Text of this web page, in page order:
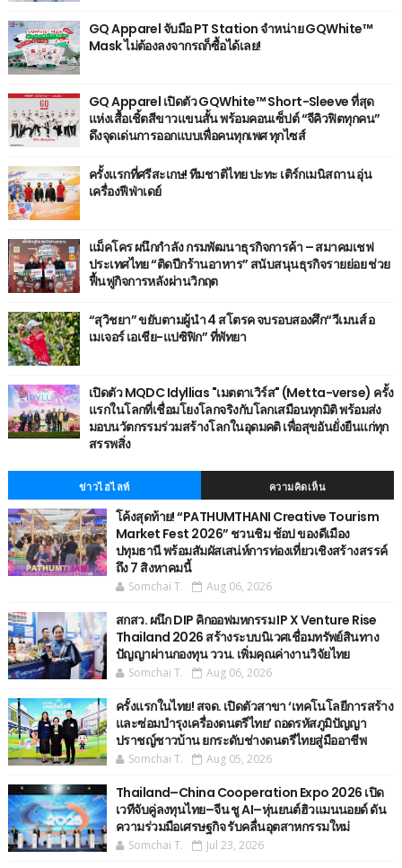
GQ Apparel จับมือ PT Station จำหน่าย GQWhite™
Mask ไม่ต้องลงจากรถก็ซื้อได้เลย!
GQ Apparel เปิดตัว GQWhite™ Short-Sleeve ที่สุด
แห่งเสื้อเชิ้ตสีขาวแขนสั้น พร้อมคอนเซ็ปต์ “จีคิวฟิตทุกคน”
ดึงจุดเด่นการออกแบบเพื่อคนทุกเพศ ทุกไซส์
ครั้งแรกที่ศรีสะเกษ! ทีมชาติไทย ปะทะ เติร์กเมนิสถาน อุ่น
เครื่องฟีฟ่าเดย์
แม็คโคร ผนึกกำลัง กรมพัฒนาธุรกิจการค้า – สมาคมเชฟ
ประเทศไทย “ติดปีกร้านอาหาร” สนับสนุนธุรกิจรายย่อย ช่วย
ฟื้นฟูกิจการหลังผ่านวิกฤต
“สุวิชยา” ขยับตามผู้นำ 4 สโตรค จบรอบสองศึก“วีเมนส์ อ
เมเจอร์ เอเชีย-แปซิฟิก” ที่พัทยา
เปิดตัว MQDC Idyllias "เมตตาเวิร์ส" (Metta-verse) ครั้ง
แรกในโลกที่เชื่อมโยงโลกจริงกับโลกเสมือนทุกมิติ พร้อมส่ง
มอบนวัตกรรมร่วมสร้างโลกในอุดมคติ เพื่อสุขอันยั่งยืนแก่ทุก
สรรพสิ่ง
ข่าวไฮไลท์ ความคิดเห็น
โค้งสุดท้าย! “PATHUMTHANI Creative Tourism
Market Fest 2026” ชวนชิม ช้อป ของดีเมือง
ปทุมธานี พร้อมสัมผัสเสน่ห์การท่องเที่ยวเชิงสร้างสรรค์
ถึง 7 สิงหาคมนี้
Somchai T. Aug 06, 2026
สกสว. ผนึก DIP คิกออฟมหกรรม IP X Venture Rise
Thailand 2026 สร้างระบบนิเวศเชื่อมทรัพย์สินทาง
ปัญญาผ่านกองทุน ววน. เพิ่มคุณค่างานวิจัยไทย
Somchai T. Aug 06, 2026
ครั้งแรกในไทย! สจด. เปิดตัวสาขา ‘เทคโนโลยีการสร้าง
และซ่อมบำรุงเครื่องดนตรีไทย’ ​ถอดรหัสภูมิปัญญา
ปราชญ์ชาวบ้าน ยกระดับช่างดนตรีไทยสู่มืออาชีพ
Somchai T. Aug 05, 2026
Thailand–China Cooperation Expo 2026 เปิด
เวทีจับคู่ลงทุนไทย–จีน ชู AI–หุ่นยนต์ฮิวแมนนอยด์ ดัน
ความร่วมมือเศรษฐกิจ รับคลื่นอุตสาหกรรมใหม่
Somchai T. Jul 23, 2026